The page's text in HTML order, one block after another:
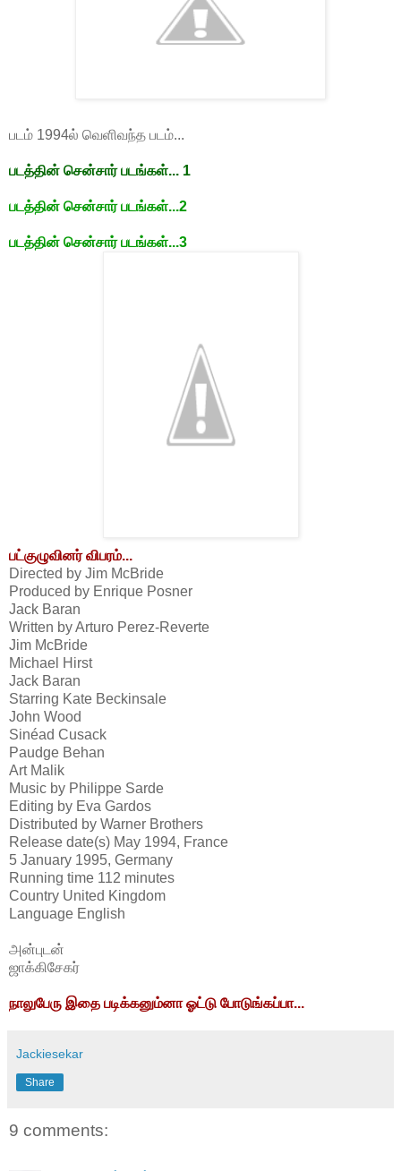
படம் 1994ல் வெளிவந்த படம்...
படத்தின் சென்சார் படங்கள்... 1
படத்தின் சென்சார் படங்கள்...2
படத்தின் சென்சார் படங்கள்...3
பட்குழுவினர் விபரம்...
Directed by Jim McBride
Produced by Enrique Posner
Jack Baran
Written by Arturo Perez-Reverte
Jim McBride
Michael Hirst
Jack Baran
Starring Kate Beckinsale
John Wood
Sinéad Cusack
Paudge Behan
Art Malik
Music by Philippe Sarde
Editing by Eva Gardos
Distributed by Warner Brothers
Release date(s) May 1994, France
5 January 1995, Germany
Running time 112 minutes
Country United Kingdom
Language English
அன்புடன்
ஜாக்கிசேகர்
நாலுபேரு இதை படிக்கனும்னா ஓட்டு போடுங்கப்பா...
Jackiesekar
Share
9 comments: